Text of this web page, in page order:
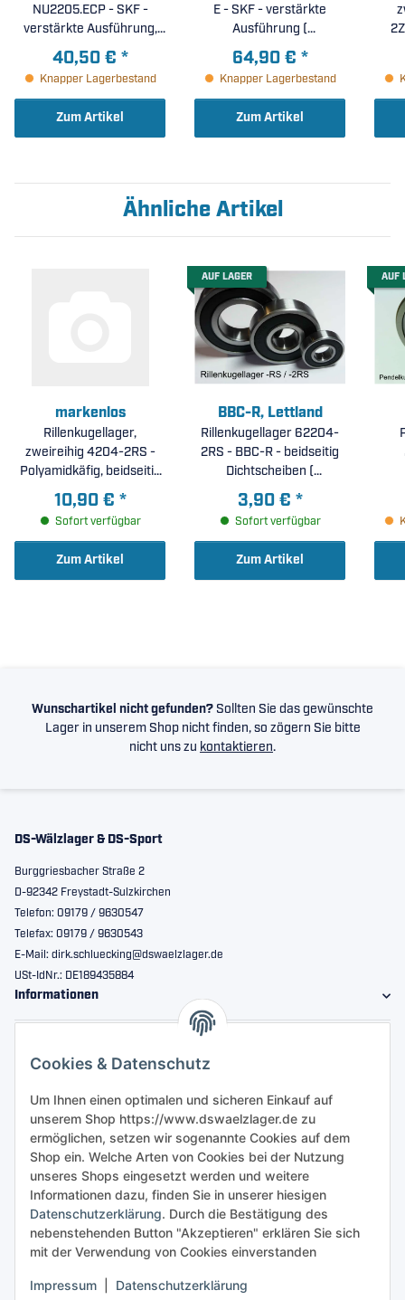
Cookies & Datenschutz
Um Ihnen einen optimalen und sicheren Einkauf auf
unserem Shop https://www.dswaelzlager.de zu
ermöglichen, setzen wir sogenannte Cookies auf dem
Shop ein. Welche Arten von Cookies bei der Nutzung
unseres Shops eingesetzt werden und weitere
Informationen dazu, finden Sie in unserer hiesigen
Datenschutzerklärung. Durch die Bestätigung des
nebenstehenden Button "Akzeptieren" erklären Sie sich
mit der Verwendung von Cookies einverstanden
Impressum Datenschutzerklärung
NU2205.ECP - SKF -
verstärkte Ausführung,
Massiv-Fensterkäfig aus
glasfaserverstärktem
Polyamid PA66 (
25x52x18mm )
40,50 € *
Knapper Lagerbestand
Zum Artikel
E - SKF - verstärkte
Ausführung (
25x52x18mm )
64,90 € *
Knapper Lagerbestand
Zum Artikel
Ähnliche Artikel
markenlos
Rillenkugellager,
zweireihig 4204-2RS -
Polyamidkäfig, beidseitig
Dichtscheiben (
20x47x18mm )
10,90 € *
Sofort verfügbar
Zum Artikel
AUF LAGER
BBC-R, Lettland
Rillenkugellager 62204-
2RS - BBC-R - beidseitig
Dichtscheiben (
20x47x18mm )
3,90 € *
Sofort verfügbar
Zum Artikel
AUF
Wunschartikel nicht gefunden? Sollten Sie das gewünschte
Lager in unserem Shop nicht finden, so zögern Sie bitte
nicht uns zu kontaktieren.
DS-Wälzlager & DS-Sport
Burggriesbacher Straße 2
D-92342 Freystadt-Sulzkirchen
Telefon: 09179 / 9630547
Telefax: 09179 / 9630543
E-Mail: dirk.schluecking@dswaelzlager.de
USt-IdNr.: DE189435884
Informationen
Sicher bestellen